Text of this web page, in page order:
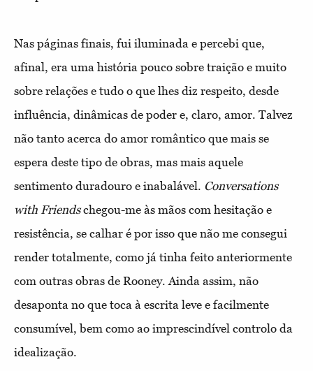
Nas páginas finais, fui iluminada e percebi que,
afinal, era uma história pouco sobre traição e muito
sobre relações e tudo o que lhes diz respeito, desde
influência, dinâmicas de poder e, claro, amor. Talvez
não tanto acerca do amor romântico que mais se
espera deste tipo de obras, mas mais aquele
sentimento duradouro e inabalável. Conversations
with Friendschegou-me às mãos com hesitação e
resistência, se calhar é por isso que não me consegui
render totalmente, como já tinha feito anteriormente
com outras obras de Rooney. Ainda assim, não
desaponta no que toca à escrita leve e facilmente
consumível, bem como ao imprescindível controlo da
idealização.